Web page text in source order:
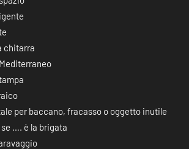
chitarra
per baccano, fracasso o oggetto inutile
…. è la brigata